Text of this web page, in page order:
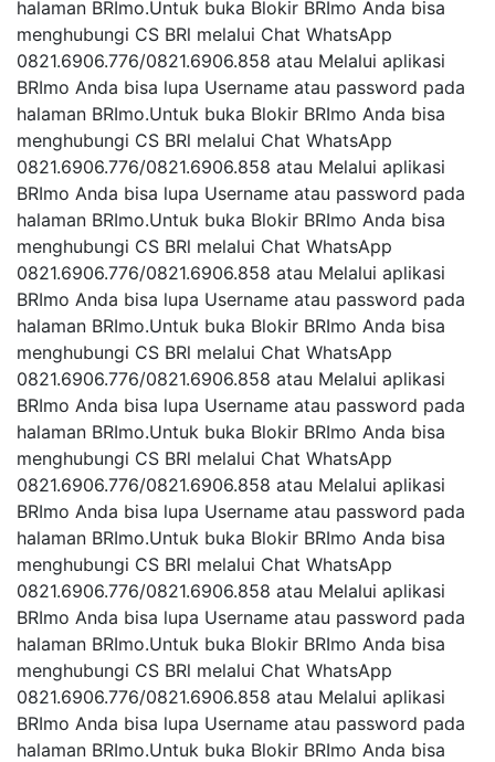
halaman BRImo.Untuk buka Blokir BRImo Anda bisa
menghubungi CS BRl melalui Chat WhatsApp
0821.6906.776/0821.6906.858 atau Melalui aplikasi
BRImo Anda bisa lupa Username atau password pada
halaman BRImo.Untuk buka Blokir BRImo Anda bisa
menghubungi CS BRl melalui Chat WhatsApp
0821.6906.776/0821.6906.858 atau Melalui aplikasi
BRImo Anda bisa lupa Username atau password pada
halaman BRImo.Untuk buka Blokir BRImo Anda bisa
menghubungi CS BRl melalui Chat WhatsApp
0821.6906.776/0821.6906.858 atau Melalui aplikasi
BRImo Anda bisa lupa Username atau password pada
halaman BRImo.Untuk buka Blokir BRImo Anda bisa
menghubungi CS BRl melalui Chat WhatsApp
0821.6906.776/0821.6906.858 atau Melalui aplikasi
BRImo Anda bisa lupa Username atau password pada
halaman BRImo.Untuk buka Blokir BRImo Anda bisa
menghubungi CS BRl melalui Chat WhatsApp
0821.6906.776/0821.6906.858 atau Melalui aplikasi
BRImo Anda bisa lupa Username atau password pada
halaman BRImo.Untuk buka Blokir BRImo Anda bisa
menghubungi CS BRl melalui Chat WhatsApp
0821.6906.776/0821.6906.858 atau Melalui aplikasi
BRImo Anda bisa lupa Username atau password pada
halaman BRImo.Untuk buka Blokir BRImo Anda bisa
menghubungi CS BRl melalui Chat WhatsApp
0821.6906.776/0821.6906.858 atau Melalui aplikasi
BRImo Anda bisa lupa Username atau password pada
halaman BRImo.Untuk buka Blokir BRImo Anda bisa